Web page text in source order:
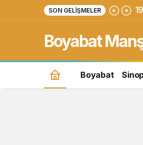
SON GELIŞMELER
Boyabat
Boyabat